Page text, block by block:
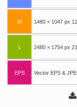
M 1480 × 1047 px
L 2480 × 1754 px
EPS Vector EPS &